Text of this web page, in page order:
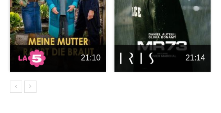
21:10 21:14